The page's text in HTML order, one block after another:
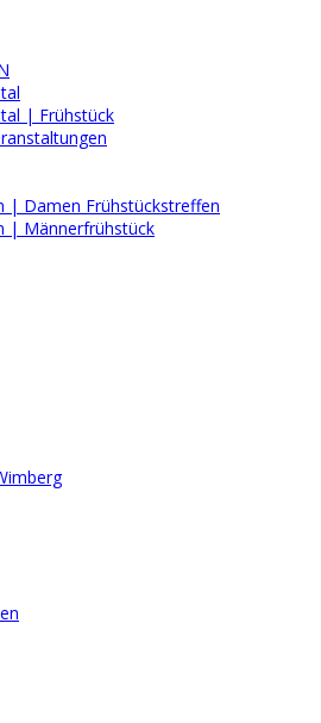
| Frühstück
| Damen Frühstückstreffen
| Männerfrühstück